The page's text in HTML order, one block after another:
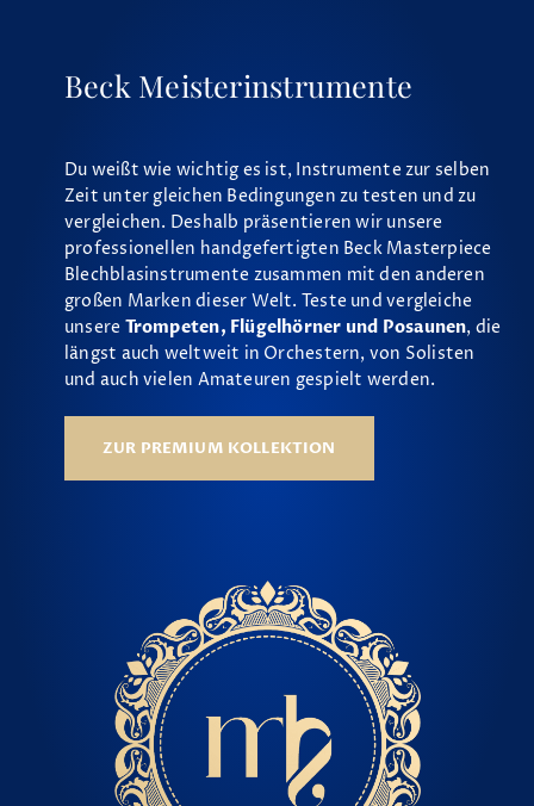
Beck Meisterinstrumente
Du weißt wie wichtig es ist, Instrumente zur selben
Zeit unter gleichen Bedingungen zu testen und zu
vergleichen. Deshalb präsentieren wir unsere
professionellen handgefertigten Beck Masterpiece
Blechblasinstrumente zusammen mit den anderen
großen Marken dieser Welt. Teste und vergleiche
unsere Trompeten, Flügelhörner und Posaunen, die
längst auch weltweit in Orchestern, von Solisten
und auch vielen Amateuren gespielt werden.
ZUR PREMIUM KOLLEKTION